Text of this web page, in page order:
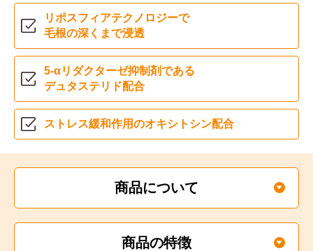
リポスフィアテクノロジーで
毛根の深くまで浸透
5-αリダクターゼ抑制剤である
デュタステリド配合
ストレス緩和作用のオキシトシン配合
商品について
商品の特徴